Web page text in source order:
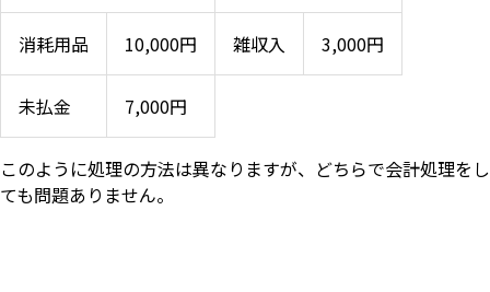
消耗用品 10,000円 雑収入 3,000円
未払金 7,000円
このように処理の方法は異なりますが、どちらで会計処理をし
ても問題ありません。